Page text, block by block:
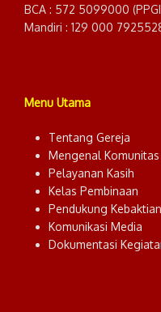
BCA : 572 5099000
Mandiri : 129 000
Menu Utama
Tentang Gereja
Mengenal Komunitas
Pelayanan Kasih
Kelas Pembinaan
Pendukung Kebaktian
Komunikasi Media
Dokumentasi